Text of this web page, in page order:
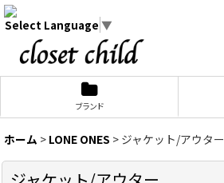
Select Language ▼
ブランド
ホーム > LONE ONES > ジャケット/アウター